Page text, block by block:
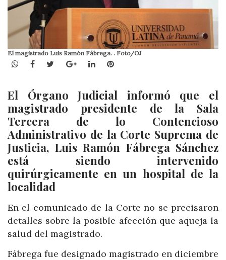
El magistrado Luis Ramón Fábrega. . Foto/OJ
WhatsApp
Facebook
TwitterGoogle+LinkedInPinterest
El Órgano Judicial informó que el
magistrado presidente de la Sala
Tercera de lo Contencioso
Administrativo de la Corte Suprema de
Justicia, Luis Ramón Fábrega Sánchez
está siendo intervenido
quirúrgicamente en un hospital de la
localidad
En el comunicado de la Corte no se precisaron
detalles sobre la posible afección que aqueja la
salud del magistrado.
Fábrega fue designado magistrado en diciembre